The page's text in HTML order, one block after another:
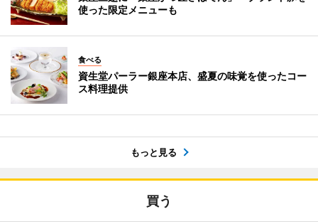
使った限定メニューも
食べる
資生堂パーラー銀座本店、盛夏の味覚を使ったコー
ス料理提供
もっと見る
買う